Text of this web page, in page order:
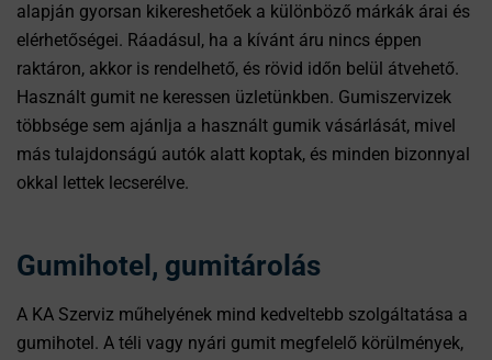
alapján gyorsan kikereshetőek a különböző márkák árai és
elérhetőségei. Ráadásul, ha a kívánt áru nincs éppen
raktáron, akkor is rendelhető, és rövid időn belül átvehető.
Használt gumit ne keressen üzletünkben. Gumiszervizek
többsége sem ajánlja a használt gumik vásárlását, mivel
más tulajdonságú autók alatt koptak, és minden bizonnyal
okkal lettek lecserélve.
Gumihotel, gumitárolás
A KA Szerviz műhelyének mind kedveltebb szolgáltatása a
gumihotel. A téli vagy nyári gumit megfelelő körülmények,